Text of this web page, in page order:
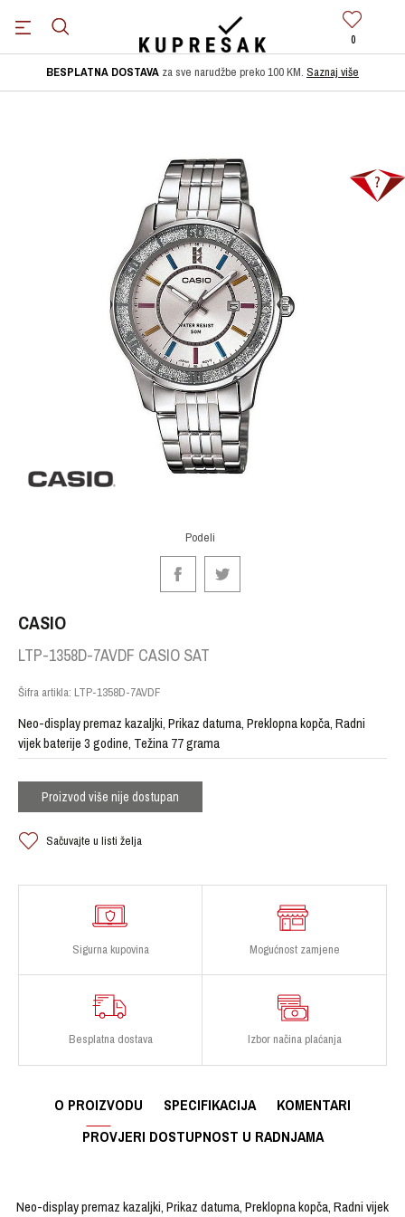
0
BESPLATNA DOSTAVA za sve narudžbe preko 100 KM. Saznaj više
Podeli
CASIO
LTP-1358D-7AVDF CASIO SAT
Šifra artikla: LTP-1358D-7AVDF
Neo-display premaz kazaljki, Prikaz datuma, Preklopna kopča, Radni
vijek baterije 3 godine, Težina 77 grama
Proizvod više nije dostupan
Sačuvajte u listi želja
Sigurna kupovina Mogućnost zamjene
Besplatna dostava Izbor načina plaćanja
O PROIZVODU SPECIFIKACIJA
KOMENTARI
PROVJERI DOSTUPNOST U RADNJAMA
Neo-display premaz kazaljki, Prikaz datuma, Preklopna kopča, Radni vijek